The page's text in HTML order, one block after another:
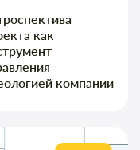
как
компании